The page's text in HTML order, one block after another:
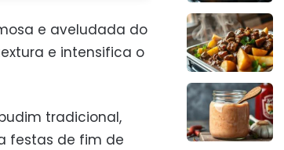
e aveludada do
e intensifica o
tradicional,
festas de fim de